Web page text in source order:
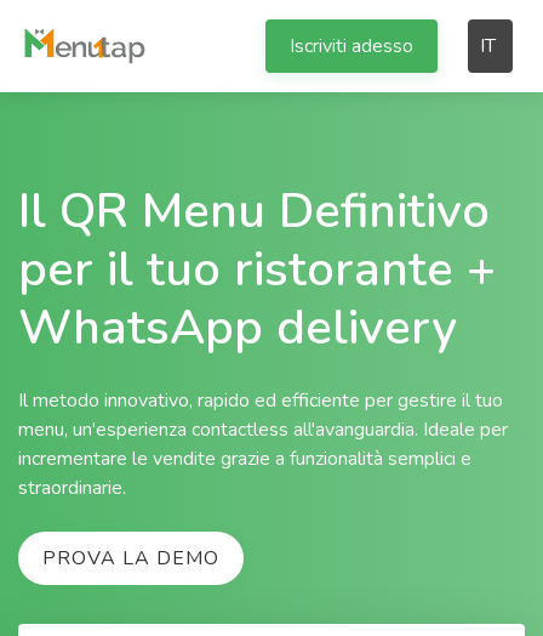
Iscriviti adesso IT
Il QR Menu Definitivo
per il tuo ristorante +
WhatsApp delivery
Il metodo innovativo, rapido ed efficiente per gestire il tuo
menu, un'esperienza contactless all'avanguardia. Ideale per
incrementare le vendite grazie a funzionalità semplici e
straordinarie.
PROVA LA DEMO